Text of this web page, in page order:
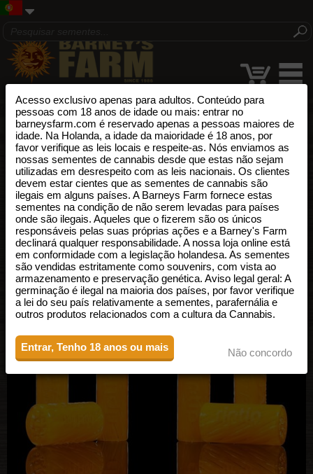
Acesso exclusivo apenas para adultos. Conteúdo para
pessoas com 18 anos de idade ou mais: entrar no
barneysfarm.com é reservado apenas a pessoas maiores de
idade. Na Holanda, a idade da maioridade é 18 anos, por
favor verifique as leis locais e respeite-as. Nós enviamos as
nossas sementes de cannabis desde que estas não sejam
utilizadas em desrespeito com as leis nacionais. Os clientes
devem estar cientes que as sementes de cannabis são
ilegais em alguns países. A Barneys Farm fornece estas
sementes na condição de não serem levadas para países
onde são ilegais. Aqueles que o fizerem são os únicos
responsáveis pelas suas próprias ações e a Barney's Farm
declinará qualquer responsabilidade. A nossa loja online está
em conformidade com a legislação holandesa. As sementes
são vendidas estritamente como souvenirs, com vista ao
armazenamento e preservação genética. Aviso legal geral: A
germinação é ilegal na maioria dos países, por favor verifique
a lei do seu país relativamente a sementes, parafernália e
outros produtos relacionados com a cultura da Cannabis.
Entrar, Tenho 18 anos ou mais Não concordo